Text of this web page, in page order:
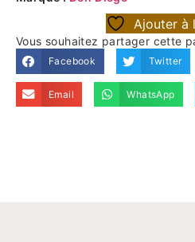
Ajouter à
Vous souhaitez partager cette
Facebook Twitter
Email WhatsApp